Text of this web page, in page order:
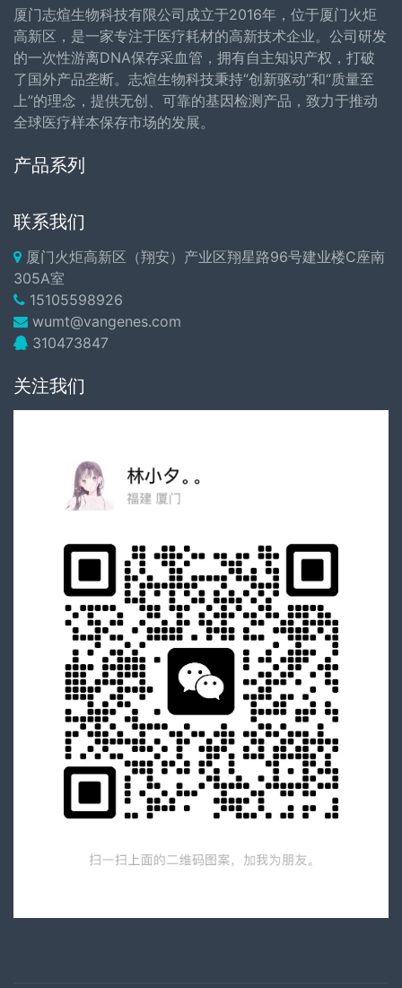
厦门志煊生物科技有限公司成立于2016年，位于厦门火炬
高新区，是一家专注于医疗耗材的高新技术企业。公司研发
的一次性游离DNA保存采血管，拥有自主知识产权，打破
了国外产品垄断。志煊生物科技秉持“创新驱动”和“质量至
上”的理念，提供无创、可靠的基因检测产品，致力于推动
全球医疗样本保存市场的发展。
产品系列
联系我们
厦门火炬高新区（翔安）产业区翔星路96号建业楼C座南
305A室
15105598926
wumt@vangenes.com
310473847
关注我们